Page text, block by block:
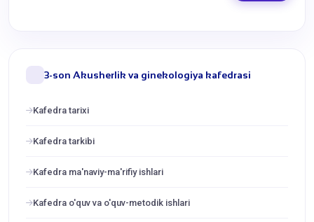
3-son Akusherlik va ginekologiya kafedrasi
Kafedra tarixi
Kafedra tarkibi
Kafedra ma'naviy-ma'rifiy ishlari
Kafedra o'quv va o'quv-metodik ishlari